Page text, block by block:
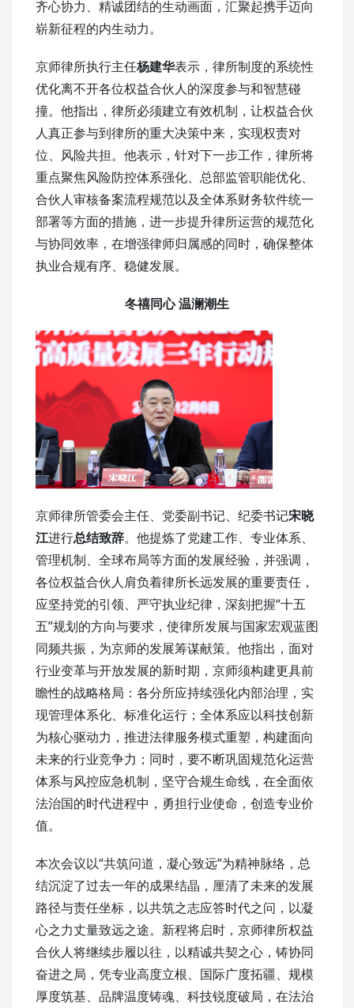
齐心协力、精诚团结的生动画面，汇聚起携手迈向
崭新征程的内生动力。
京师律所执行主任杨建华表示，律所制度的系统性
优化离不开各位权益合伙人的深度参与和智慧碰
撞。他指出，律所必须建立有效机制，让权益合伙
人真正参与到律所的重大决策中来，实现权责对
位、风险共担。他表示，针对下一步工作，律所将
重点聚焦风险防控体系强化、总部监管职能优化、
合伙人审核备案流程规范以及全体系财务软件统一
部署等方面的措施，进一步提升律所运营的规范化
与协同效率，在增强律师归属感的同时，确保整体
执业合规有序、稳健发展。
冬禧同心 温澜潮生
京师律所管委会主任、党委副书记、纪委书记宋晓
江进行总结致辞。他提炼了党建工作、专业体系、
管理机制、全球布局等方面的发展经验，并强调，
各位权益合伙人肩负着律所长远发展的重要责任，
应坚持党的引领、严守执业纪律，深刻把握“十五
五”规划的方向与要求，使律所发展与国家宏观蓝图
同频共振，为京师的发展筹谋献策。他指出，面对
行业变革与开放发展的新时期，京师须构建更具前
瞻性的战略格局：各分所应持续强化内部治理，实
现管理体系化、标准化运行；全体系应以科技创新
为核心驱动力，推进法律服务模式重塑，构建面向
未来的行业竞争力；同时，要不断巩固规范化运营
体系与风控应急机制，坚守合规生命线，在全面依
法治国的时代进程中，勇担行业使命，创造专业价
值。
本次会议以“共筑问道，凝心致远”为精神脉络，总
结沉淀了过去一年的成果结晶，厘清了未来的发展
路径与责任坐标，以共筑之志应答时代之问，以凝
心之力丈量致远之途。新程将启时，京师律所权益
合伙人将继续步履以往，以精诚共契之心，铸协同
奋进之局，凭专业高度立根、国际广度拓疆、规模
厚度筑基、品牌温度铸魂、科技锐度破局，在法治